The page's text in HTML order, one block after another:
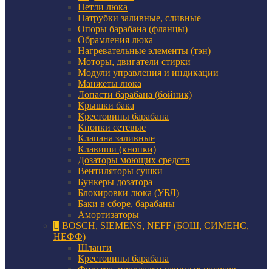
Петли люка
Патрубки заливные, сливные
Опоры барабана (фланцы)
Обрамления люка
Нагревательные элементы (тэн)
Моторы, двигатели стирки
Модули управления и индикации
Манжеты люка
Лопасти барабана (бойник)
Крышки бака
Крестовины барабана
Кнопки сетевые
Клапана заливные
Клавиши (кнопки)
Дозаторы моющих средств
Вентиляторы сушки
Бункеры дозатора
Блокировки люка (УБЛ)
Баки в сборе, барабаны
Амортизаторы
BOSCH, SIEMENS, NEFF (БОШ, СИМЕНС,
НЕФФ)
Шланги
Крестовины барабана